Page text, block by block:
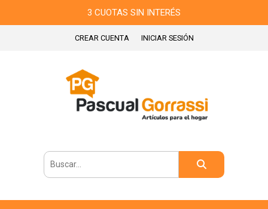
3 CUOTAS SIN INTERÉS
CREAR CUENTA INICIAR SESIÓN